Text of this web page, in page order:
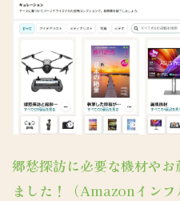
郷愁探訪に必要な機材や
ました！（Amazonイン